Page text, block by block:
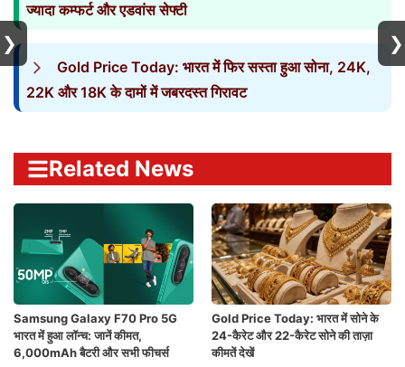
ज्यादा कम्फर्ट और एडवांस सेफ्टी
Gold Price Today: भारत में फिर सस्ता हुआ सोना, 24K,
22K और 18K के दामों में जबरदस्त गिरावट
Related News
Samsung Galaxy F70 Pro 5G
भारत में हुआ लॉन्च: जानें कीमत,
6,000mAh बैटरी और सभी फीचर्स
Gold Price Today: भारत में सोने के
24-कैरेट और 22-कैरेट सोने की ताज़ा
कीमतें देखें
❯ ❯